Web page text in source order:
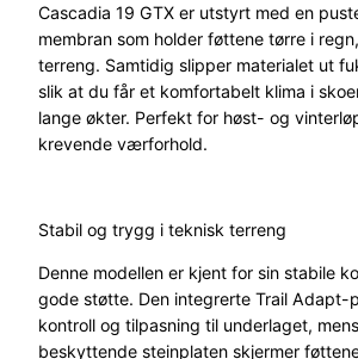
r
t
/
T
u
r
s
a
m
e
Cascadia 19 GTX er utstyrt med en
membran som holder føttene tørre i
terreng. Samtidig slipper materialet ut
slik at du får et komfortabelt klima i
lange økter. Perfekt for høst- og
krevende værforhold.
Stabil og trygg i teknisk terreng
Denne modellen er kjent for sin stabile
gode støtte. Den integrerte Trail Adapt-
kontroll og tilpasning til underlaget,
beskyttende steinplaten skjermer